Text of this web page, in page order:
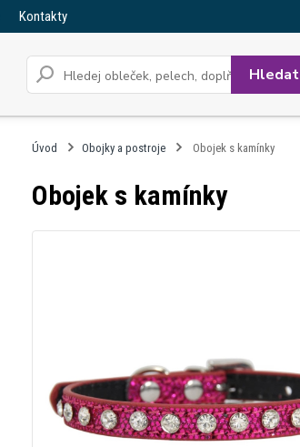
Kontakty
Hledat
Úvod Obojky a postroje Obojek s kamínky
Obojek s kamínky